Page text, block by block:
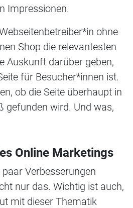
Impressionen.
ohne
Shop die relevantesten
Auskunft darüber geben,
für Besucher*innen ist.
ob die Seite überhaupt in
gefunden wird. Und was,
Online Marketings
Verbesserungen
nur das. Wichtig ist auch,
mit dieser Thematik